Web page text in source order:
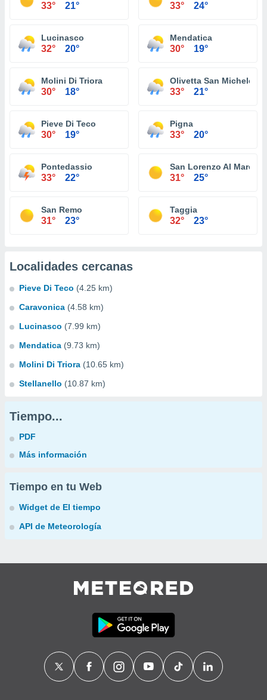
33° 21° 33° 24°
Lucinasco
32° 20°
Mendatica
30° 19°
Molini Di Triora
30° 18°
Olivetta San Michele
33° 21°
Pieve Di Teco
30° 19°
Pigna
33° 20°
Pontedassio
33° 22°
San Lorenzo Al Mare
31° 25°
San Remo
31° 23°
Taggia
32° 23°
Localidades cercanas
Pieve Di Teco (4.25 km)
Caravonica (4.58 km)
Lucinasco (7.99 km)
Mendatica (9.73 km)
Molini Di Triora (10.65 km)
Stellanello (10.87 km)
Tiempo...
PDF
Más información
Tiempo en tu Web
Widget de El tiempo
API de Meteorología